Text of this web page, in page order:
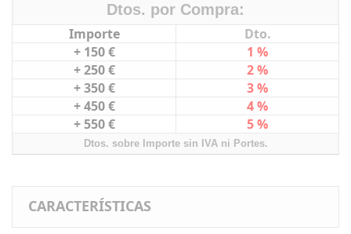
Dtos. por Compra:
Importe
Dto.
+ 150 €
1 %
+ 250 €
2 %
+ 350 €
3 %
+ 450 €
4 %
+ 550 €
5 %
Dtos. sobre Importe sin IVA ni Portes.
CARACTERÍSTICAS